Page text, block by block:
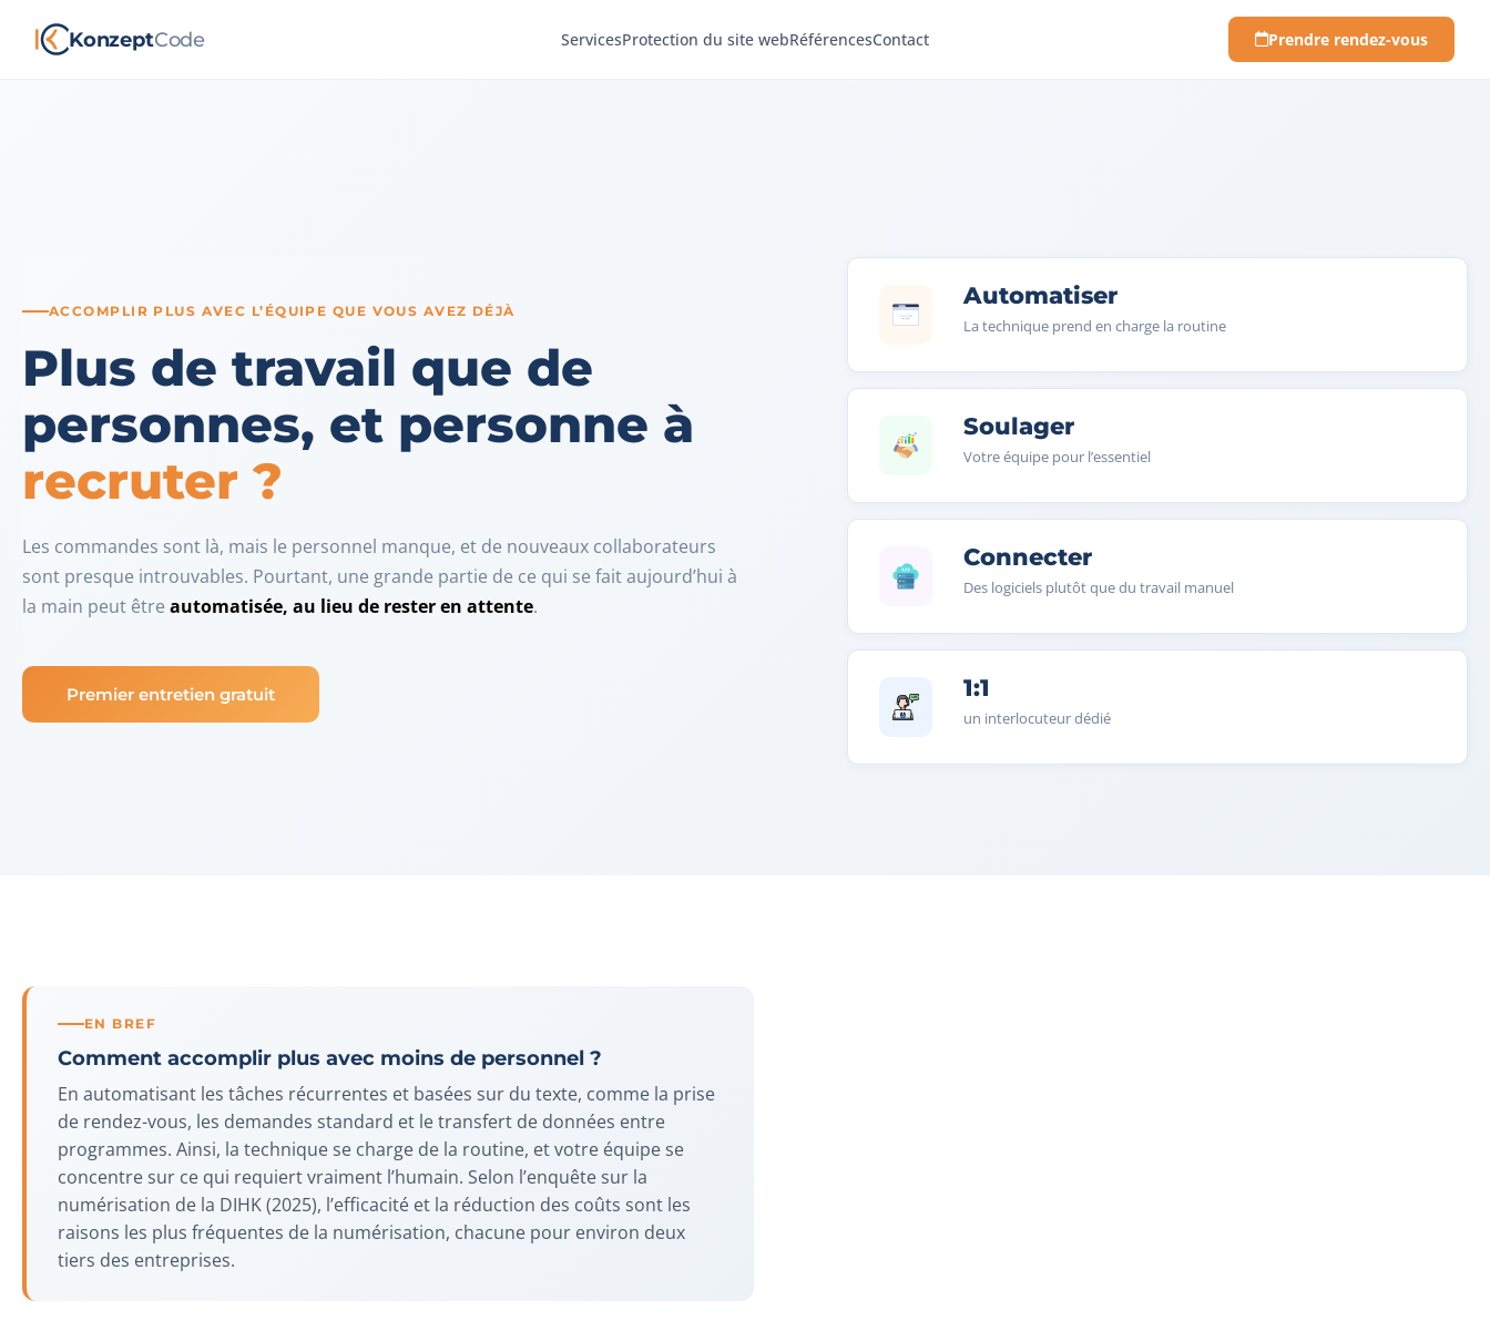
KonzeptCode ServicesProtection du site webRéférencesContact Prendre rendez-vous
ACCOMPLIR PLUS AVEC L’ÉQUIPE QUE VOUS AVEZ DÉJÀ
Plus de travail que de
personnes, et personne à
recruter ?
Les commandes sont là, mais le personnel manque, et de nouveaux collaborateurs
sont presque introuvables. Pourtant, une grande partie de ce qui se fait aujourd’hui à
la main peut être automatisée, au lieu de rester en attente.
Premier entretien gratuit
Automatiser
La technique prend en charge la routine
Soulager
Votre équipe pour l’essentiel
Connecter
Des logiciels plutôt que du travail manuel
1:1
un interlocuteur dédié
EN BREF
Comment accomplir plus avec moins de personnel ?
En automatisant les tâches récurrentes et basées sur du texte, comme la prise
de rendez-vous, les demandes standard et le transfert de données entre
programmes. Ainsi, la technique se charge de la routine, et votre équipe se
concentre sur ce qui requiert vraiment l’humain. Selon l’enquête sur la
numérisation de la DIHK (2025), l’efficacité et la réduction des coûts sont les
raisons les plus fréquentes de la numérisation, chacune pour environ deux
tiers des entreprises.